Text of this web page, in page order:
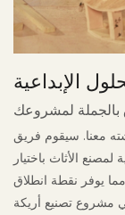
الإبداعية
بالجملة لمشروعك
معنا. سيقوم فريق
لمصنع الأثاث باختيار
يوفر نقطة انطلاق
مشروع تصنيع أريكة